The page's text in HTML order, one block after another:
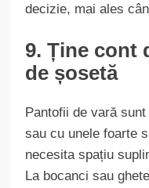
decizie, mai ales
9. Ține cont
de șosetă
Pantofii de vară
sau cu unele foarte
necesita spațiu
La bocanci sau